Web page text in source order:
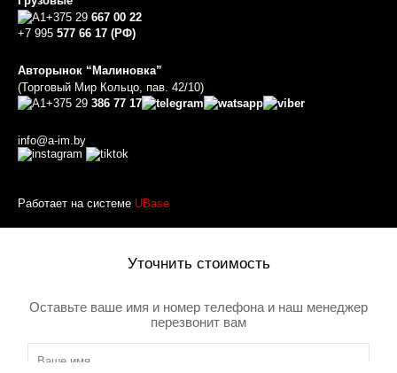
+375 29 667 00 22
+7 995 577 66 17 (РФ)
Авторынок “Малиновка”
(Торговый Мир Кольцо, пав. 42/10)
+375 29 386 77 17
info@a-im.by
Работает на системе UBase
Уточнить стоимость
Оставьте ваше имя и номер телефона и наш менеджер
перезвонит вам